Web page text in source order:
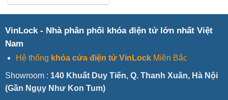
là:
2.200.000₫.
tại
là:
VinLock - Nhà phân phối khóa điện tử lớn nhất Việt
Nam
Hệ thống khóa cửa điện tử VinLockMiền Bắc
Showroom : 140 Khuất Duy Tiến, Q. Thanh Xuân, Hà Nội
(Gần Ngụy Như Kon Tum)